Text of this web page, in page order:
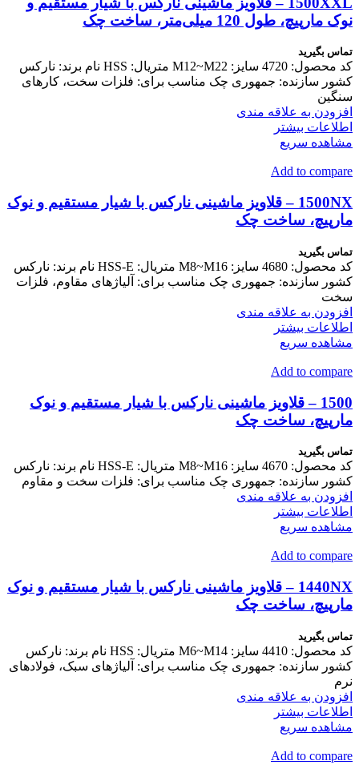
نوک مارپیچ، طول 120 میلی‌متر، ساخت چک
تماس بگیرید
کد محصول: 4720 سایز: M12~M22 متریال: HSS نام برند: نارکس
کشور سازنده: جمهوری چک مناسب برای: فلزات سخت، کارهای
سنگین
افزودن به علاقه مندی
اطلاعات بیشتر
مشاهده سریع
Add to compare
1500NX – قلاویز ماشینی نارکس با شیار مستقیم و نوک
مارپیچ، ساخت چک
تماس بگیرید
کد محصول: 4680 سایز: M8~M16 متریال: HSS-E نام برند: نارکس
کشور سازنده: جمهوری چک مناسب برای: آلیاژهای مقاوم، فلزات
سخت
افزودن به علاقه مندی
اطلاعات بیشتر
مشاهده سریع
Add to compare
1500 – قلاویز ماشینی نارکس با شیار مستقیم و نوک
مارپیچ، ساخت چک
تماس بگیرید
کد محصول: 4670 سایز: M8~M16 متریال: HSS-E نام برند: نارکس
کشور سازنده: جمهوری چک مناسب برای: فلزات سخت و مقاوم
افزودن به علاقه مندی
اطلاعات بیشتر
مشاهده سریع
Add to compare
1440NX – قلاویز ماشینی نارکس با شیار مستقیم و نوک
مارپیچ، ساخت چک
تماس بگیرید
کد محصول: 4410 سایز: M6~M14 متریال: HSS نام برند: نارکس
کشور سازنده: جمهوری چک مناسب برای: آلیاژهای سبک، فولادهای
نرم
افزودن به علاقه مندی
اطلاعات بیشتر
مشاهده سریع
Add to compare